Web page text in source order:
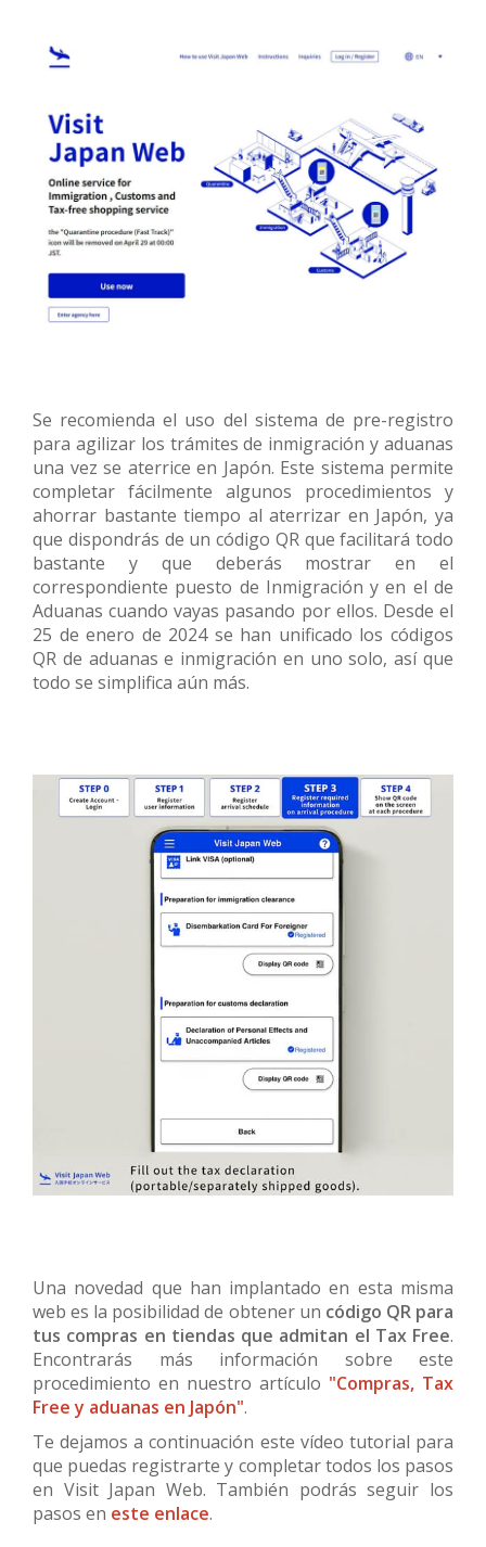
Se recomienda el uso del sistema de pre-registro
para agilizar los trámites de inmigración y aduanas
una vez se aterrice en Japón. Este sistema permite
completar fácilmente algunos procedimientos y
ahorrar bastante tiempo al aterrizar en Japón, ya
que dispondrás de un código QR que facilitará todo
bastante y que deberás mostrar en el
correspondiente puesto de Inmigración y en el de
Aduanas cuando vayas pasando por ellos. Desde el
25 de enero de 2024 se han unificado los códigos
QR de aduanas e inmigración en uno solo, así que
todo se simplifica aún más.
Una novedad que han implantado en esta misma
web es la posibilidad de obtener un código QR para
tus compras en tiendas que admitan el Tax Free.
Encontrarás más información sobre este
procedimiento en nuestro artículo "Compras, Tax
Free y aduanas en Japón".
Te dejamos a continuación este vídeo tutorial para
que puedas registrarte y completar todos los pasos
en Visit Japan Web. También podrás seguir los
pasos en este enlace.